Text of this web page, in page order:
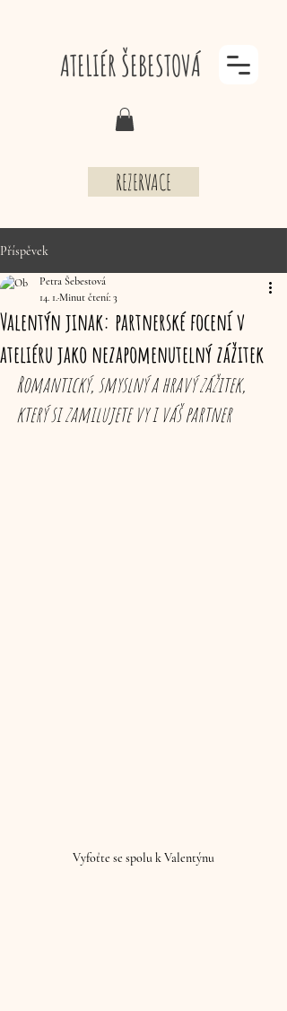
ATELIÉR ŠEBESTOVÁ
REZERVACE
Příspěvek
Valentýn jinak: partnerské focení v
ateliéru jako nezapomenutelný zážitek
Petra Šebestová
14. 1.Minut čtení: 3
Romantický, smyslný a hravý zážitek,
který si zamilujete vy i váš partner
Vyfoťte se spolu k Valentýnu